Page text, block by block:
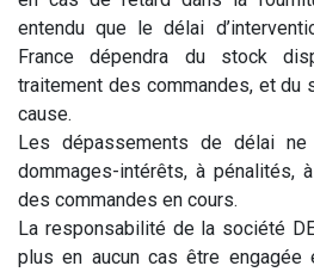
entendu que le délai
France dépendra du stock
traitement des commandes, et du
cause.
Les dépassements de délai
dommages-intérêts, à pénalités,
des commandes en cours.
La responsabilité de la société
plus en aucun cas être